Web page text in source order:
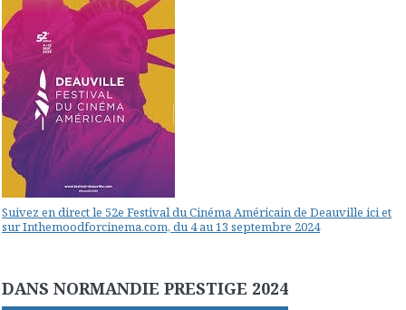
Suivez en direct le 52e Festival du Cinéma Américain de Deauville ici et
sur Inthemoodforcinema.com, du 4 au 13 septembre 2024
DANS NORMANDIE PRESTIGE 2024